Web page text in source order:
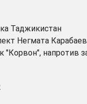
Таджикистан
Негмата
"Корвон", напротив